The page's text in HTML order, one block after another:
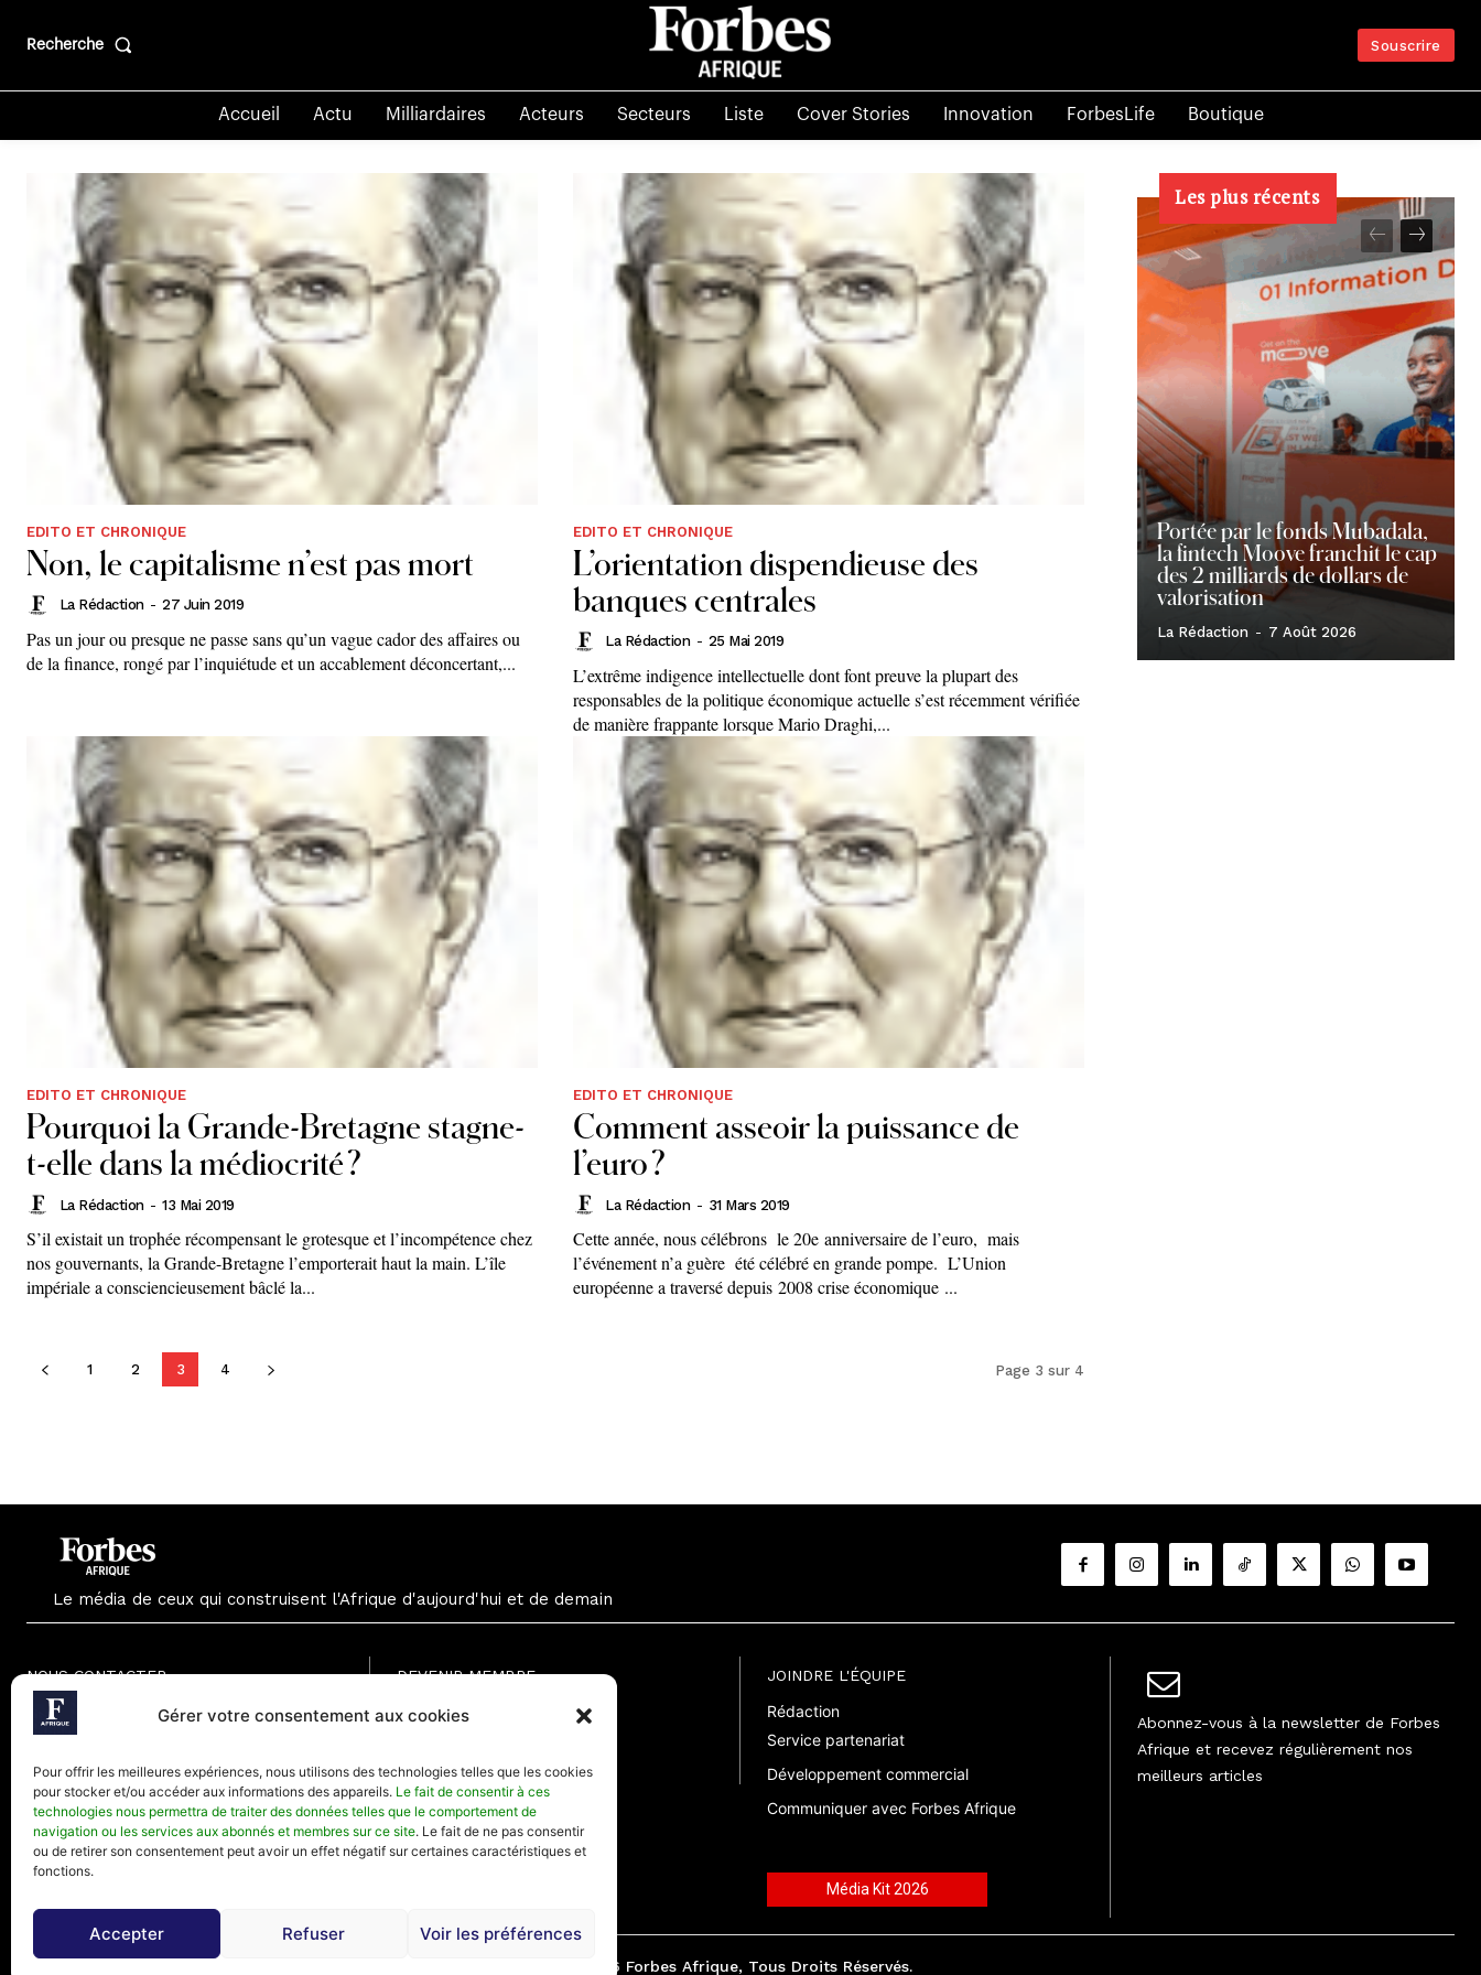
Gérer votre consentement aux cookies
Pour offrir les meilleures expériences, nous utilisons des technologies telles que les cookies
pour stocker et/ou accéder aux informations des appareils. Le fait de consentir à ces
technologies nous permettra de traiter des données telles que le comportement de
navigation ou les services aux abonnés et membres sur ce site. Le fait de ne pas consentir
ou de retirer son consentement peut avoir un effet négatif sur certaines caractéristiques et
fonctions.
Accepter Refuser Voir les préférences
Recherche Souscrire
Accueil Actu Milliardaires Acteurs Secteurs Liste Cover Stories Innovation ForbesLife Boutique
EDITO ET CHRONIQUE
Non, le capitalisme n’est pas mort
La Rédaction - 27 Juin 2019
Pas un jour ou presque ne passe sans qu’un vague cador des affaires ou
de la finance, rongé par l’inquiétude et un accablement déconcertant,...
EDITO ET CHRONIQUE
L’orientation dispendieuse des
banques centrales
La Rédaction - 25 Mai 2019
L’extrême indigence intellectuelle dont font preuve la plupart des
responsables de la politique économique actuelle s’est récemment vérifiée
de manière frappante lorsque Mario Draghi,...
EDITO ET CHRONIQUE
Pourquoi la Grande-Bretagne stagne-
t-elle dans la médiocrité ?
La Rédaction - 13 Mai 2019
S’il existait un trophée récompensant le grotesque et l’incompétence chez
nos gouvernants, la Grande-Bretagne l’emporterait haut la main. L’île
impériale a consciencieusement bâclé la...
EDITO ET CHRONIQUE
Comment asseoir la puissance de
l’euro ?
La Rédaction - 31 Mars 2019
Cette année, nous célébrons le 20e anniversaire de l’euro, mais
l’événement n’a guère été célébré en grande pompe. L’Union
européenne a traversé depuis 2008 crise économique ...
1 2 3 4 Page 3 sur 4
Les plus récents
Portée par le fonds Mubadala,
la fintech Moove franchit le cap
des 2 milliards de dollars de
valorisation
La Rédaction - 7 Août 2026
Le média de ceux qui construisent l'Afrique d'aujourd'hui et de demain
NOUS CONTACTER
Paris - France
Mail : contact@forbesafrique.com
DEVENIR MEMBRE
Formule Gratuite
Formule Annuelle
JOINDRE L'ÉQUIPE
Rédaction
Service partenariat
Développement commercial
Communiquer avec Forbes Afrique
Média Kit 2026
Abonnez-vous à la newsletter de Forbes
Afrique et recevez régulièrement nos
meilleurs articles
©2026 Forbes Afrique, Tous Droits Réservés.